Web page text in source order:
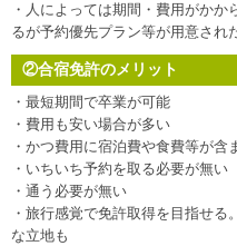
・人によっては期間・費用がか
るが予約優先プラン等が用意され
②合宿免許のメリット
・最短期間で卒業が可能
・費用も安い場合が多い
・かつ費用に宿泊費や食費等が
・いちいち予約を取る必要が無い
・通う必要が無い
・旅行感覚で免許取得を目指せ
な立地も